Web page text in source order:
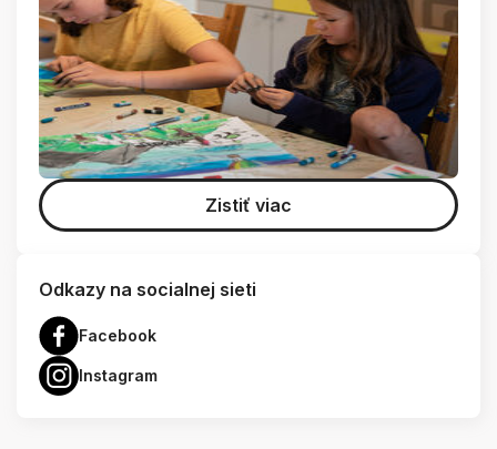
Zistiť viac
Odkazy na socialnej sieti
Facebook
Instagram